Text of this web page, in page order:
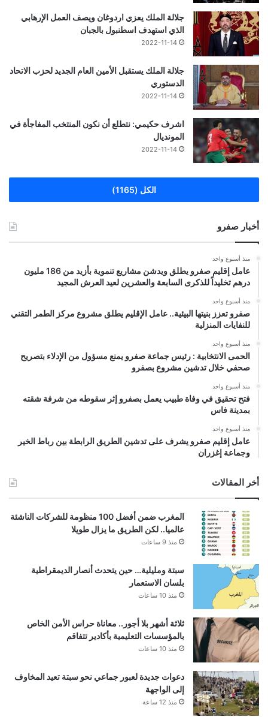
جلالة الملك يعزي اردوغان ويصف العمل الإرهابي
الذي استهدف اسطنبول بالجبان
2022-11-14
جلالة الملك يستقبل الأمين العام الجديد لحزب الاتحاد
الدستوري
2022-11-14
اشرف حكيمي: نتطلع أن نكون المنتخب المفاجأة في
المونديال
2022-11-14
الكل (1165)
أخبار صفرو
منذ أسبوع واحد
عامل إقليم صفرو يطلق ويدشن مشاريع تنموية بأزيد من 186 مليون
درهم تخليداً للذكرى السابعة والعشرين لعيد العرش المجيد
منذ أسبوع واحد
صفرو تعزز بنيتها البيئية.. عامل الإقليم يطلق مشروع مركز الطمر التقني
للنفايات المنزلية
منذ أسبوع واحد
الحمى الانتخابية : رئيس جماعة صفرو يمنع مسؤول من الإدلاء بتصريح
صحفي خلال تدشين مشروع بصفرو
منذ أسبوع واحد
فتح تحقيق في وفاة طبيب يعمل بصفرو إثر سقوطه من شرفة شقته
بمدينة فاس
منذ أسبوع واحد
عامل إقليم صفرو يشرف على تدشين الطريق الرابطة بين رباط الخير
وجماعة إغزران
أخر المقالات
المغرب ضمن أفضل 100 منظومة للشركات الناشئة
عالميا.. لكن الطريق ما يزال طويلا
منذ 9 ساعات
سبتة ومليلية… حين يتحدث أنصار الديمقراطية
بلسان الاستعمار
منذ 10 ساعات
ثلاثة أشهر بلا أجور.. معاناة حراس الأمن الخاص
بالمؤسسات التعليمية بأكادير تتفاقم
منذ 10 ساعات
دعوات جديدة لعبور جماعي نحو سبتة تعيد المخاوف
إلى الواجهة
منذ 12 ساعة